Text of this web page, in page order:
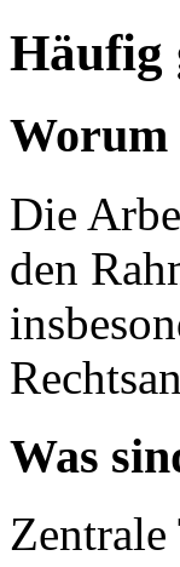
Häufig
Worum
Die
den
Was